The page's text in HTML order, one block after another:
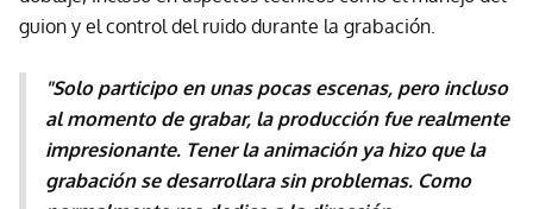
guion y el control del ruido durante la grabación.
"Solo participo en unas pocas escenas, pero incluso
al momento de grabar, la producción fue realmente
impresionante. Tener la animación ya hizo que la
grabación se desarrollara sin problemas. Como